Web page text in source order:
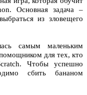
Основная задача –
из зловещего
самым маленьким
для тех, кто
Чтобы успешно
сбить бананом